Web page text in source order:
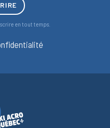
en tout temps.